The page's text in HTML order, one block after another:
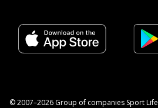
© 2007–2026 Group of companies Sport Life